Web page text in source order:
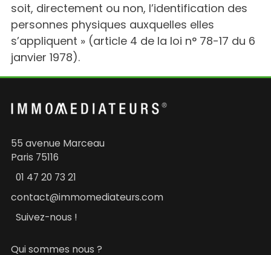
soit, directement ou non, l’identification des
personnes physiques auxquelles elles
s’appliquent » (article 4 de la loi n° 78-17 du 6
janvier 1978).
55 avenue Marceau
Paris 75116
01 47 20 73 21
contact@immomediateurs.com
Suivez-nous !
Qui sommes nous ?